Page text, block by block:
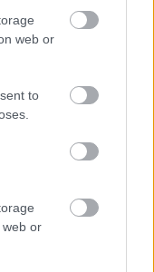
web or
to
web or
Παρών ο Γιώργος